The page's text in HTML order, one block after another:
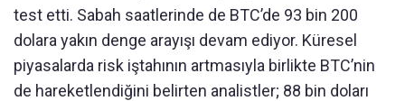
test etti. Sabah saatlerinde de BTC’de 93 bin 200
dolara yakın denge arayışı devam ediyor. Küresel
piyasalarda risk iştahının artmasıyla birlikte BTC’nin
de hareketlendiğini belirten analistler; 88 bin doları